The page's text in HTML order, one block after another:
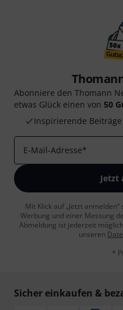
Abonniere den Thomann
etwas Glück einen von 50
Inspirierende Beiträge
E-Mail-Adresse*
Jetzt
Mit Klick auf „Jetzt
Werbung und einer Messung
Abmeldung ist jederzeit
unseren
*
Sicher einkaufen &